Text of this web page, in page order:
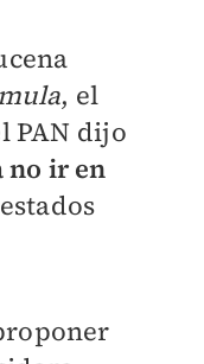
, el
PAN dijo
no ir en